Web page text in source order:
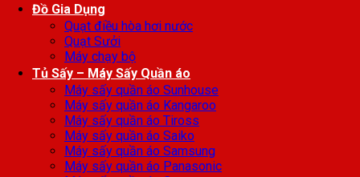
Đồ Gia Dụng
Quạt điều hòa hơi nước
Quạt Sưởi
Máy chạy bộ
Tủ Sấy – Máy Sấy Quần áo
Máy sấy quần áo Sunhouse
Máy sấy quần áo Kangaroo
Máy sấy quần áo Tiross
Máy sấy quần áo Saiko
Máy sấy quần áo Samsung
Máy sấy quần áo Panasonic